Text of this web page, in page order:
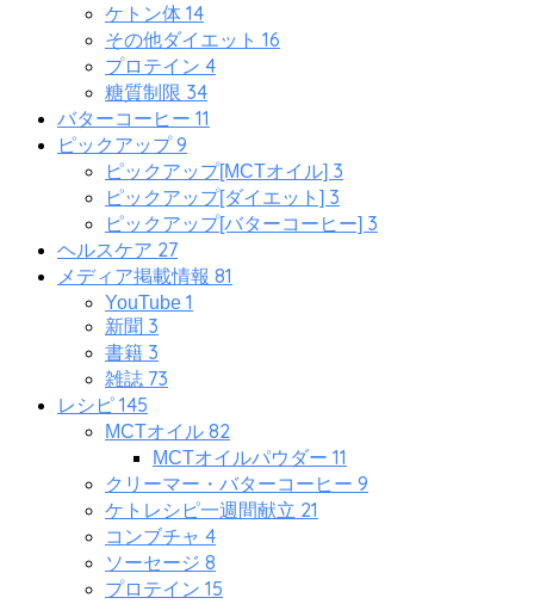
ケトン体 14
その他ダイエット 16
プロテイン 4
糖質制限 34
バターコーヒー 11
ピックアップ9
ピックアップ[MCTオイル] 3
ピックアップ[ダイエット] 3
ピックアップ[バターコーヒー] 3
ヘルスケア 27
メディア掲載情報 81
YouTube 1
新聞 3
書籍 3
雑誌 73
レシピ 145
MCTオイル 82
MCTオイルパウダー 11
クリーマー・バターコーヒー 9
ケトレシピ一週間献立 21
コンブチャ 4
ソーセージ 8
プロテイン 15